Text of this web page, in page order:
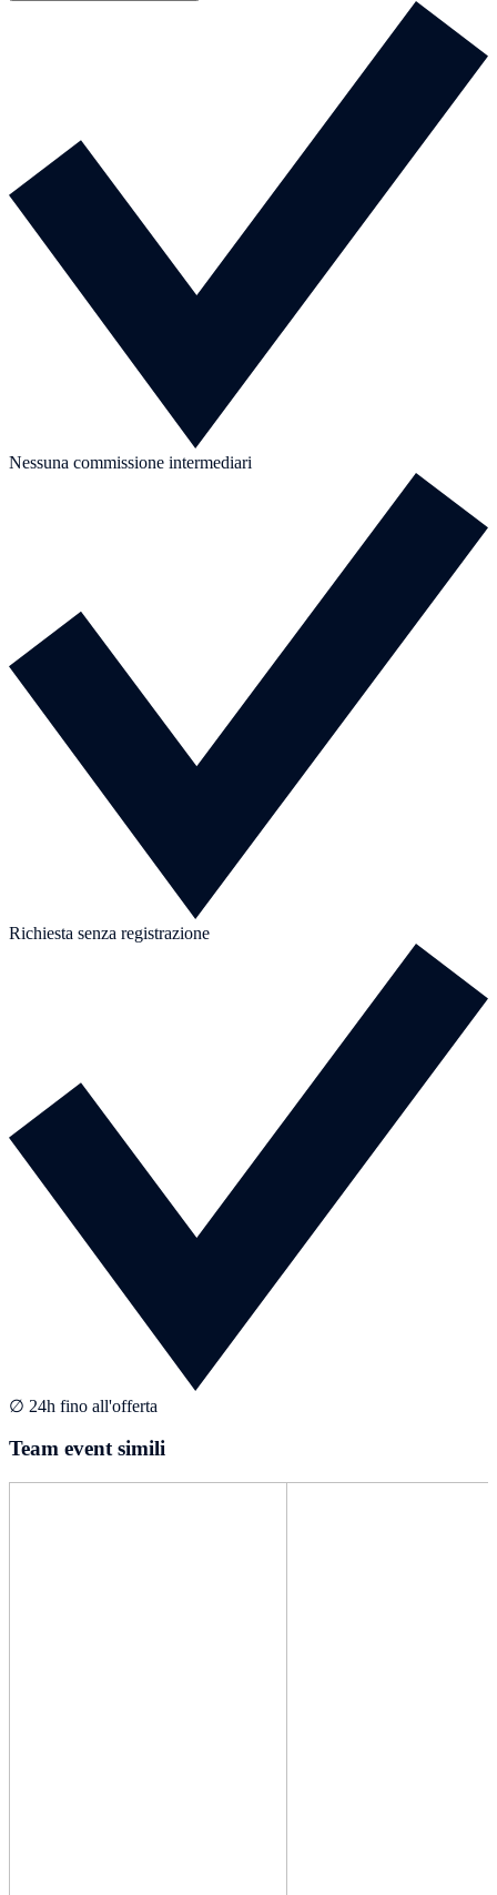
Nessuna commissione intermediari
Richiesta senza registrazione
∅ 24h fino all'offerta
Team event simili